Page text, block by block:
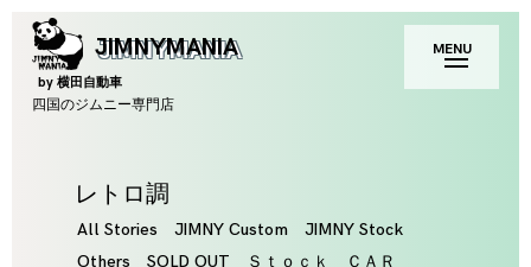
Skip
to
content
JIMNYMANIA
by 横田自動車
四国のジムニー専門店
toggle
open/close
sidebar
MENU
Tag
レトロ調
All Stories JIMNY Custom
JIMNY Stock
Others
SOLD OUT Ｓｔｏｃｋ ＣＡＲ